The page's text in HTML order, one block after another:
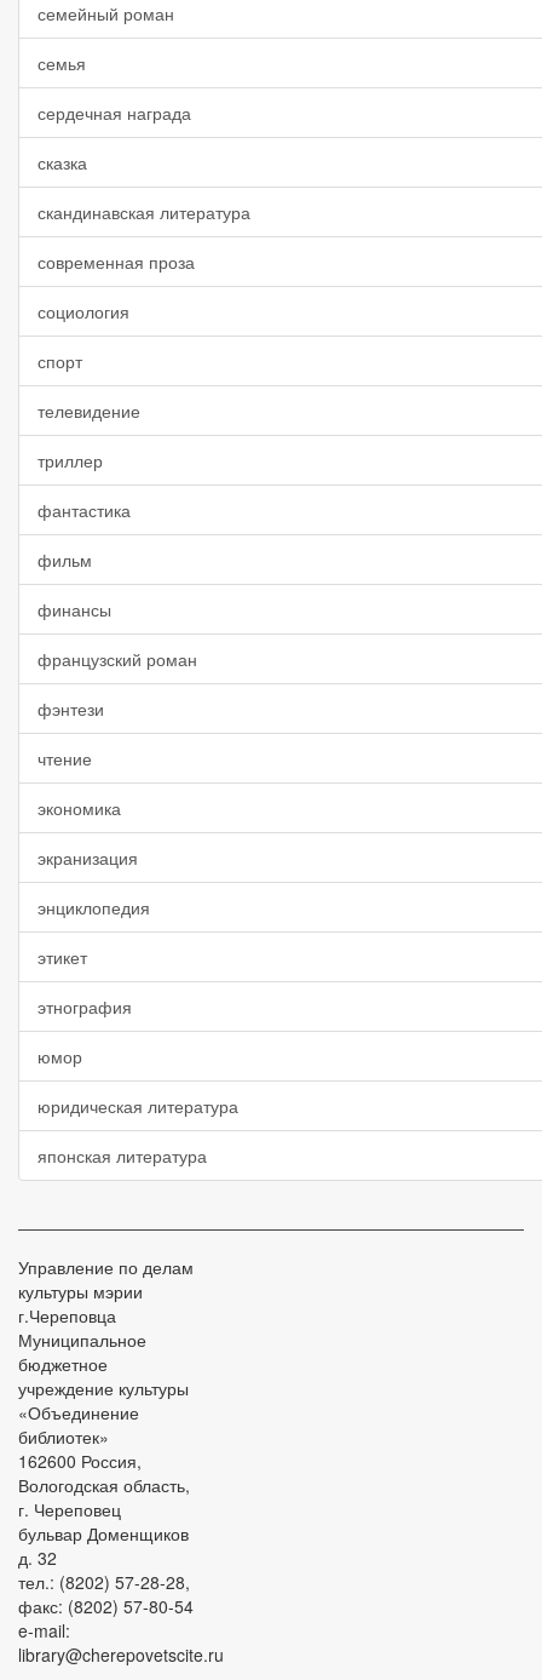
семейный роман
семья
сердечная награда
сказка
скандинавская литература
современная проза
социология
спорт
телевидение
триллер
фантастика
фильм
финансы
французский роман
фэнтези
чтение
экономика
экранизация
энциклопедия
этикет
этнография
юмор
юридическая литература
японская литература
Управление по делам
культуры мэрии
г.Череповца
Муниципальное
бюджетное
учреждение культуры
«Объединение
библиотек»
162600 Россия,
Вологодская область,
г. Череповец
бульвар Доменщиков
д. 32
тел.: (8202) 57-28-28,
факс: (8202) 57-80-54
e-mail:
library@cherepovetscite.ru